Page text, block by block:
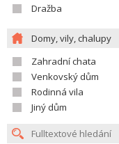
Dražba
Domy, vily, chalupy
Zahradní chata
Venkovský dům
Rodinná vila
Jiný dům